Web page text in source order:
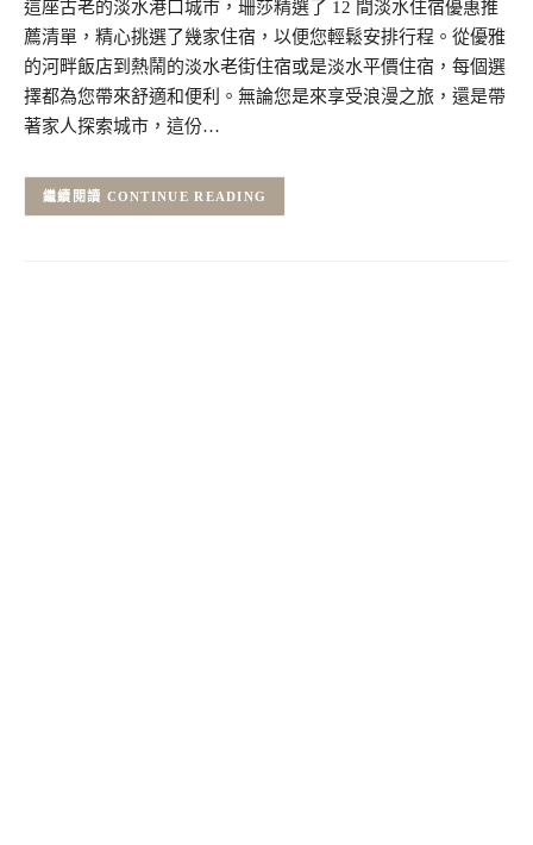
這座古老的淡水港口城市，珊莎精選了 12 間淡水住宿優惠推
薦清單，精心挑選了幾家住宿，以便您輕鬆安排行程。從優雅
的河畔飯店到熱鬧的淡水老街住宿或是淡水平價住宿，每個選
擇都為您帶來舒適和便利。無論您是來享受浪漫之旅，還是帶
著家人探索城市，這份…
CONTINUE READING